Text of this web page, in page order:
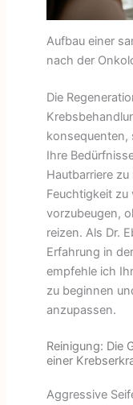
Aufbau einer
nach der
Die
konsequenten,
Ihre
Hautbarriere
Feuchtigkeit
vorzubeugen,
reizen. Als Dr.
Erfahrung in
empfehle ich
zu beginnen
anzupassen.
Reinigung: Die
einer
Aggressive